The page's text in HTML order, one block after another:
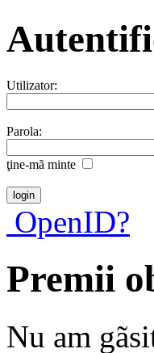
Utilizator:
Parola:
ţine-mã minte
OpenID?
Premii
Nu am